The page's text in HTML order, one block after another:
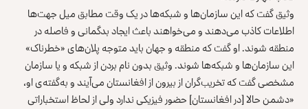
وثیق گفت که این سازمان‌ها و شبکه‌ها در یک وقت مطابق میل جهت‌ها
اطلاعات کاذب می‌دهند و می‌خواهند باعث ایجاد بدگمانی و فاصله در
منطقه شوند. او گفت که منطقه و جهان باید متوجه پلان‌های «خطرناک»
این سازمان‌ها و شبکه‌ها شوند. وثیق بدون نام بردن از شبکه و یا سازمان
مشخصی گفت که تخریب‌گران از بیرون از افغانستان می‌آیند و به‌گفته‌ی او،
«دشمن حالا [در افغانستان] حضور فیزیکی ندارد ولی از لحاظ استخباراتی